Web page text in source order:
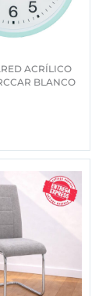
ACRÍLICO
BLANCO